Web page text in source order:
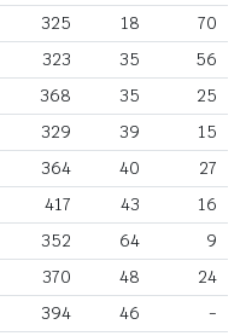
325 18
70
323 35
56
368 35
25
329 39
15
364 40
27
417 43
16
352 64
9
370 48
24
394 46
-